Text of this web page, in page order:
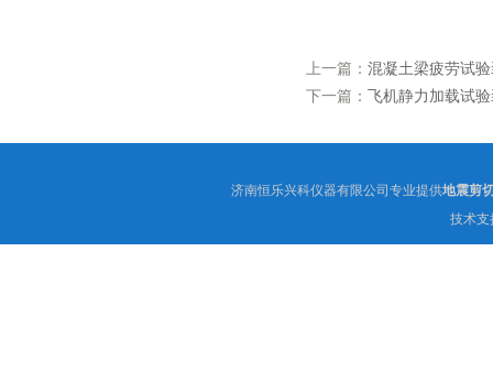
上一篇： 混凝土梁疲劳试
下一篇：
飞机静力加载试
济南恒乐兴科仪器有限公司专业提供地震剪
技术支